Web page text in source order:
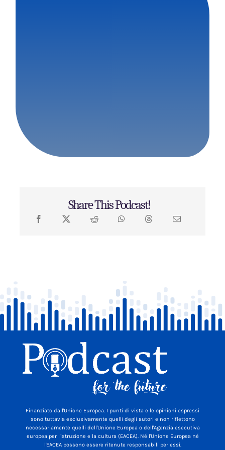
Share This Podcast!
Finanziato dall'Unione Europea. I punti di vista e le opinioni espressi
sono tuttavia esclusivamente quelli degli autori e non riflettono
necessariamente quelli dell'Unione Europea o dell'Agenzia esecutiva
europea per l'istruzione e la cultura (EACEA). Né l'Unione Europea né
l'EACEA possono essere ritenute responsabili per essi.